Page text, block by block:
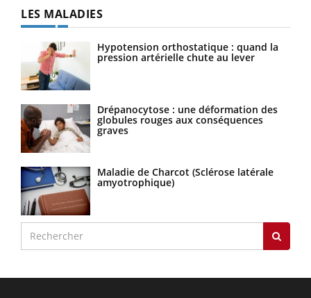
LES MALADIES
Hypotension orthostatique : quand la
pression artérielle chute au lever
Drépanocytose : une déformation des
globules rouges aux conséquences
graves
Maladie de Charcot (Sclérose latérale
amyotrophique)